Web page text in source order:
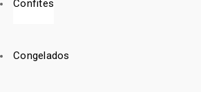
Confites
Congelados